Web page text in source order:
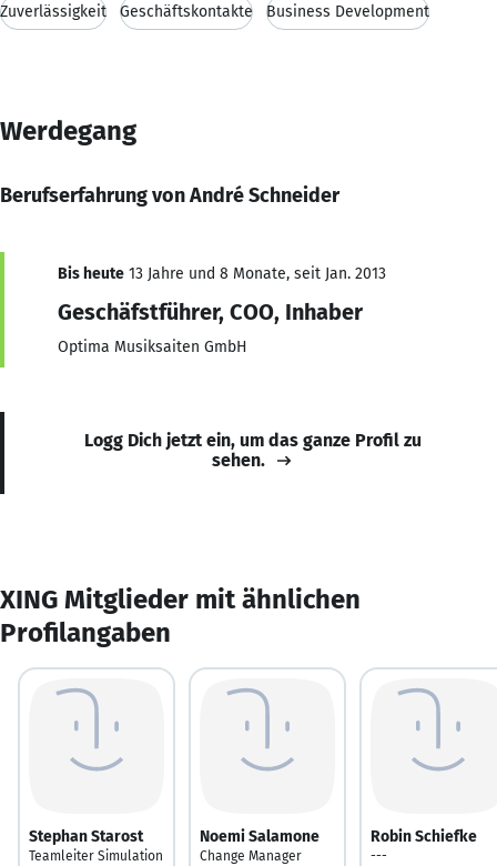
Zuverlässigkeit Geschäftskontakte Business Development
Werdegang
Berufserfahrung von André Schneider
Bis heute 13 Jahre und 8 Monate, seit Jan. 2013
Geschäfstführer, COO, Inhaber
Optima Musiksaiten GmbH
Logg Dich jetzt ein, um das ganze Profil zu
sehen.
XING Mitglieder mit ähnlichen
Profilangaben
Stephan Starost
Teamleiter Simulation
Noemi Salamone
Change Manager
Robin Schiefke
---